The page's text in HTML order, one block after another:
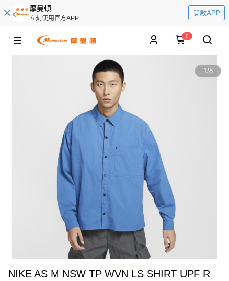
摩曼頓
立刻使用官方APP
開啟APP
0
1/8
NIKE AS M NSW TP WVN LS SHIRT UPF R